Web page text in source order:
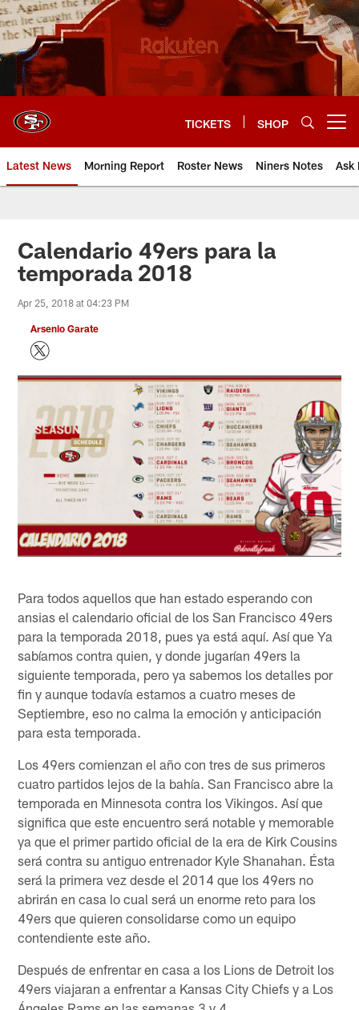
Skip
to
main
content
TICKETS SHOP
Latest News Morning Report Roster News Niners Notes Ask
Calendario 49ers para la
temporada 2018
Apr 25, 2018 at 04:23 PM
Arsenio Garate
Para todos aquellos que han estado esperando con
ansias el calendario oficial de los San Francisco 49ers
para la temporada 2018, pues ya está aquí. Así que Ya
sabíamos contra quien, y donde jugarían 49ers la
siguiente temporada, pero ya sabemos los detalles por
fin y aunque todavía estamos a cuatro meses de
Septiembre, eso no calma la emoción y anticipación
para esta temporada.
Los 49ers comienzan el año con tres de sus primeros
cuatro partidos lejos de la bahía. San Francisco abre la
temporada en Minnesota contra los Vikingos. Así que
significa que este encuentro será notable y memorable
ya que el primer partido oficial de la era de Kirk Cousins
será contra su antiguo entrenador Kyle Shanahan. Ésta
será la primera vez desde el 2014 que los 49ers no
abrirán en casa lo cual será un enorme reto para los
49ers que quieren consolidarse como un equipo
contendiente este año.
Después de enfrentar en casa a los Lions de Detroit los
49ers viajaran a enfrentar a Kansas City Chiefs y a Los